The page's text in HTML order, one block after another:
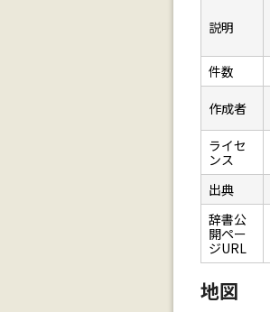
説明
件数
作成者
ライセ
ンス
出典
辞書公
開ペー
ジURL
地図